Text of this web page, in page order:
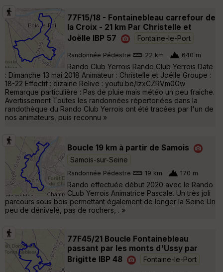
77F15/18 - Fontainebleau carrefour de
la Croix - 21 km Par Christelle et
Joëlle IBP 57
Fontaine-le-Port
Randonnée Pédestre 22 km 640 m
Rando Club Yerrois Rando Club Yerrois Date
: Dimanche 13 mai 2018 Animateur : Christelle et Joëlle Groupe :
18-22 Effectif : dizaine Relive : youtu.be/IzxCZRVm0Gw
Remarque particulière : Pas de pluie mais météo un peu fraiche.
Avertissement Toutes les randonnées répertoriées dans la
randothèque du Rando Club Yerrois ont été tracées par l'un de
nos animateurs, puis reconnu »
Boucle 19 km à partir de Samois
Samois-sur-Seine
Randonnée Pédestre 19 km 170 m
Rando effectuée début 2020 avec le Rando
CLub Yerrois Animatrice Pascale. Un très joli
parcours sous bois permettant également de longer la Seine Un
peu de dénivelé, pas de rochers, . »
77F45/21 Boucle Fontainebleau
passant par les monts d'Ussy par
Brigitte IBP 48
Fontaine-le-Port